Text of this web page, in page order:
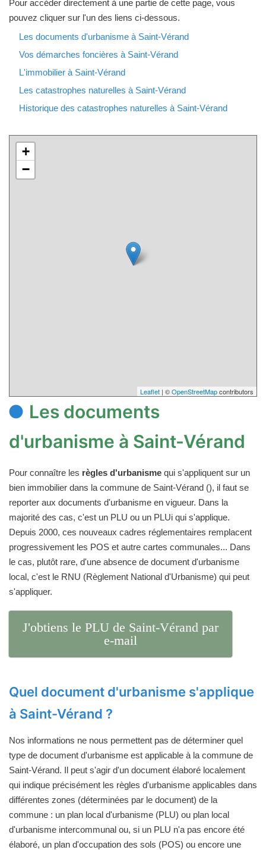
Pour accéder directement à une partie de cette page, vous
pouvez cliquer sur l'un des liens ci-dessous.
Les documents d'urbanisme à Saint-Vérand
Vos démarches foncières à Saint-Vérand
L'immobilier à Saint-Vérand
Les catastrophes naturelles à Saint-Vérand
Historique des catastrophes naturelles à Saint-Vérand
+
−
Leaflet | ©OpenStreetMapcontributors
Les documents
d'urbanisme à Saint-Vérand
Pour connaître les règles d'urbanisme qui s'appliquent sur un
bien immobilier dans la commune de Saint-Vérand (), il faut se
reporter aux documents d'urbanisme en vigueur. Dans la
majorité des cas, c'est un PLU ou un PLUi qui s'applique.
Depuis 2000, ces nouveaux cadres réglementaires remplacent
progressivement les POS et autre cartes communales... Dans
le cas, plutôt rare, d'une absence de document d'urbanisme
local, c'est le RNU (Règlement National d'Urbanisme) qui peut
s'appliquer.
J'obtiens le PLU de Saint-Vérand par
e-mail
Quel document d'urbanisme s'applique
à Saint-Vérand ?
Nos informations ne nous permettent pas de déterminer quel
type de document d'urbanisme est applicable à la commune de
Saint-Vérand. Il peut s'agir d'un document élaboré localement
qui indique précisément les règles d'urbanisme applicables dans
différentes zones (déterminées par le document) de la
commune : un plan local d'urbanisme (PLU) ou plan local
d'urbanisme intercommunal ou, si un PLU n'a pas encore été
élaboré, un plan d'occupation des sols (POS) ou encore une